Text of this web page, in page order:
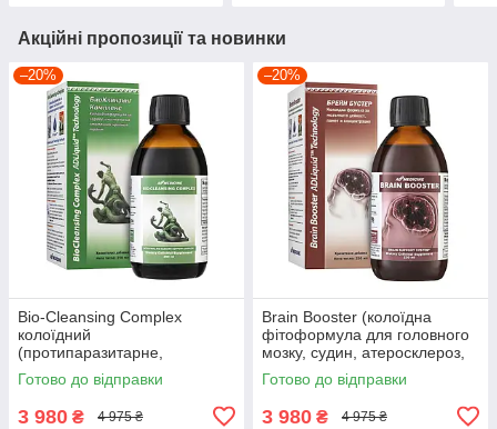
Акційні пропозиції та новинки
–20%
Bio-Cleansing Complex
колоїдний
(протипаразитарне,
аскариди, вістря, лямблії,
описторхоз, хламідіоз)
Готово до відправки
3 980 ₴ 4 975 ₴
–20%
Brain Booster (колоїдна
фітоформула для головного
мозку, судин, атеросклероз,
тиск, інсульт, головний біль,
пам'ять, вітаміни)
Готово до відправки
3 980 ₴ 4 975 ₴